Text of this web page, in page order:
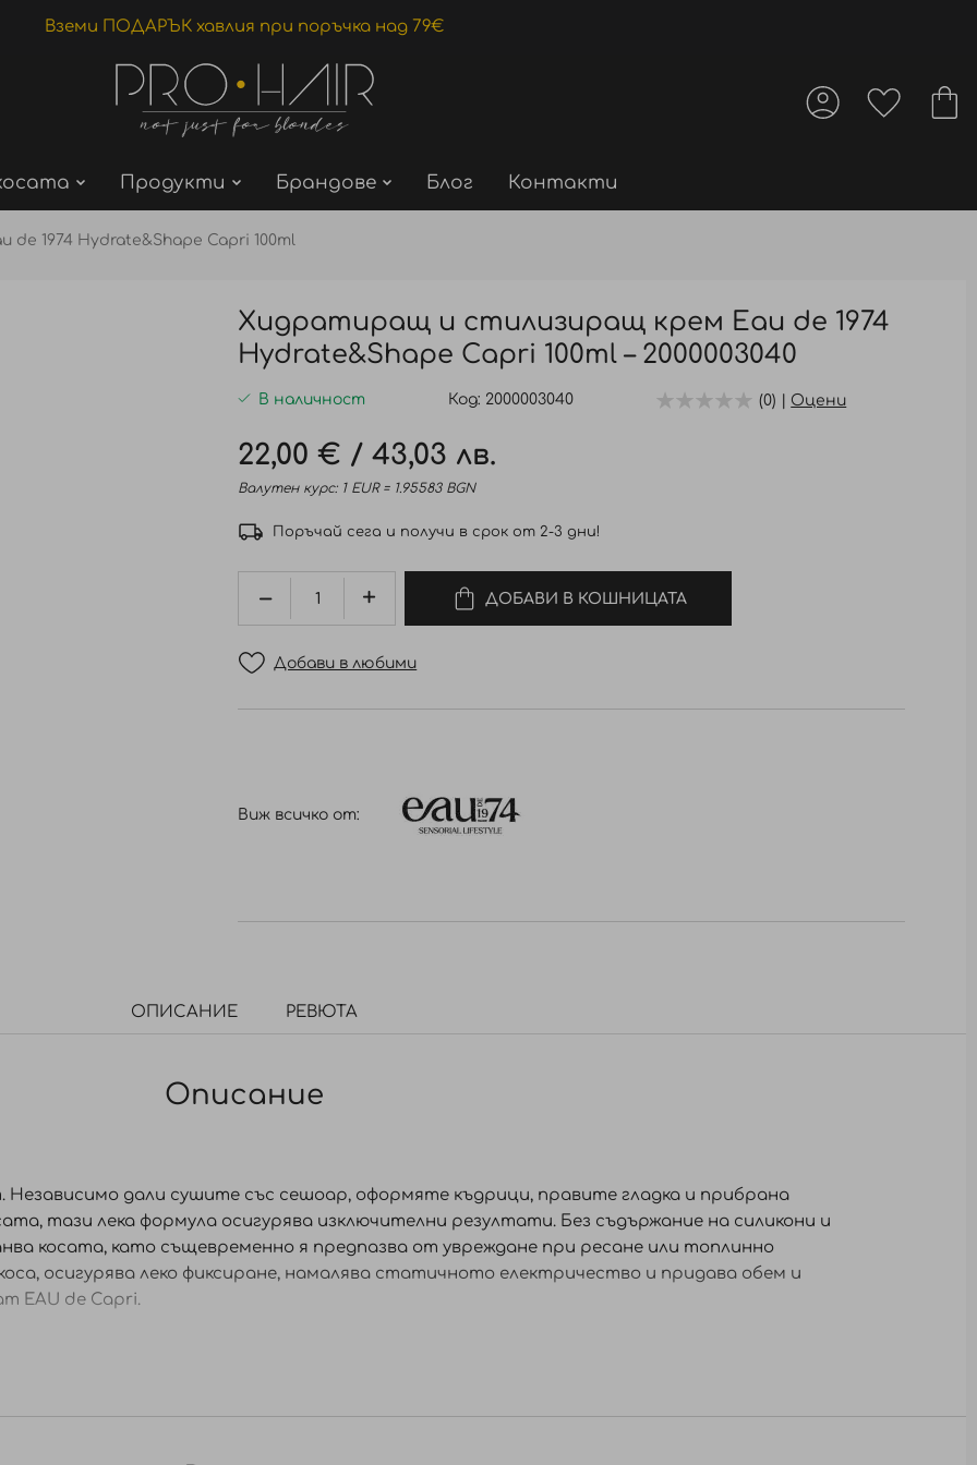
Вземи ПОДАРЪК хавлия при поръчка над 79€
Продукти Брандове Блог Контакти
1974 Hydrate&Shape Capri 100ml
Хидратиращ и стилизиращ крем Eau de 1974
Hydrate&Shape Capri 100ml – 2000003040
В наличност Код 2000003040 (0) | Оцени
22,00 € /43,03 лв.
Валутен курс: 1 EUR = 1.95583 BGN
Поръчай сега и получи в срок от 2-3 дни!
ДОБАВИ В КОШНИЦАТА
Добави в любими
Виж всичко от:
ОПИСАНИЕ РЕВЮТА
Описание
Независимо дали сушите със сешоар, оформяте къдрици, правите гладка и прибрана
тази лека формула осигурява изключителни резултати. Без съдържание на силикони и
косата, като същевременно я предпазва от увреждане при ресане или топлинно
осигурява леко фиксиране, намалява статичното електричество и придава обем и
EAU de Capri.